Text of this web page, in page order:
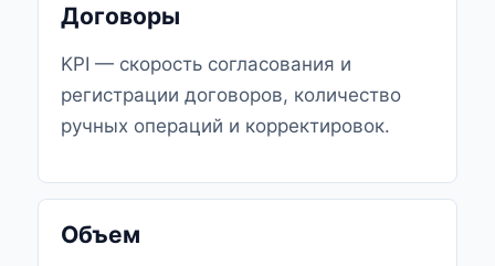
Договоры
KPI — скорость согласования и
регистрации договоров, количество
ручных операций и корректировок.
Объем